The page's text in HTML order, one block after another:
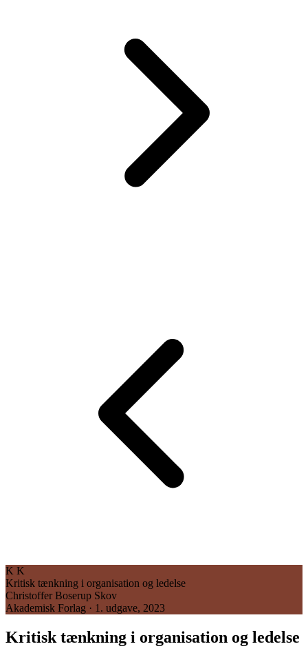
K K
Kritisk tænkning i organisation og ledelse
Christoffer Boserup Skov
Akademisk Forlag · 1. udgave, 2023
Kritisk tænkning i organisation og ledelse